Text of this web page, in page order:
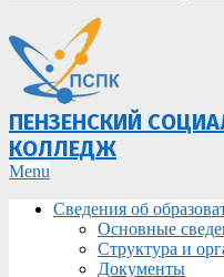
ПЕНЗЕНСКИЙ
КОЛЛЕДЖ
Primary
Menu
Menu
Сведения об
Основные
Структура и
Документы